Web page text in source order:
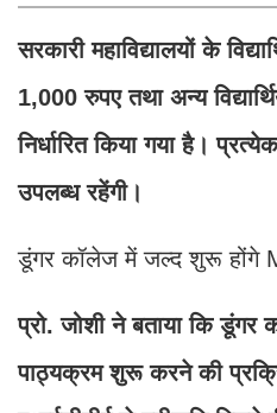
सरकारी महाविद्यालयों के
1,000 रुपए तथा अन्य
निर्धारित किया गया है।
उपलब्ध रहेंगी।
डूंगर कॉलेज में जल्द शुरू होंगे
प्रो. जोशी ने बताया कि डूंगर
पाठ्यक्रम शुरू करने की